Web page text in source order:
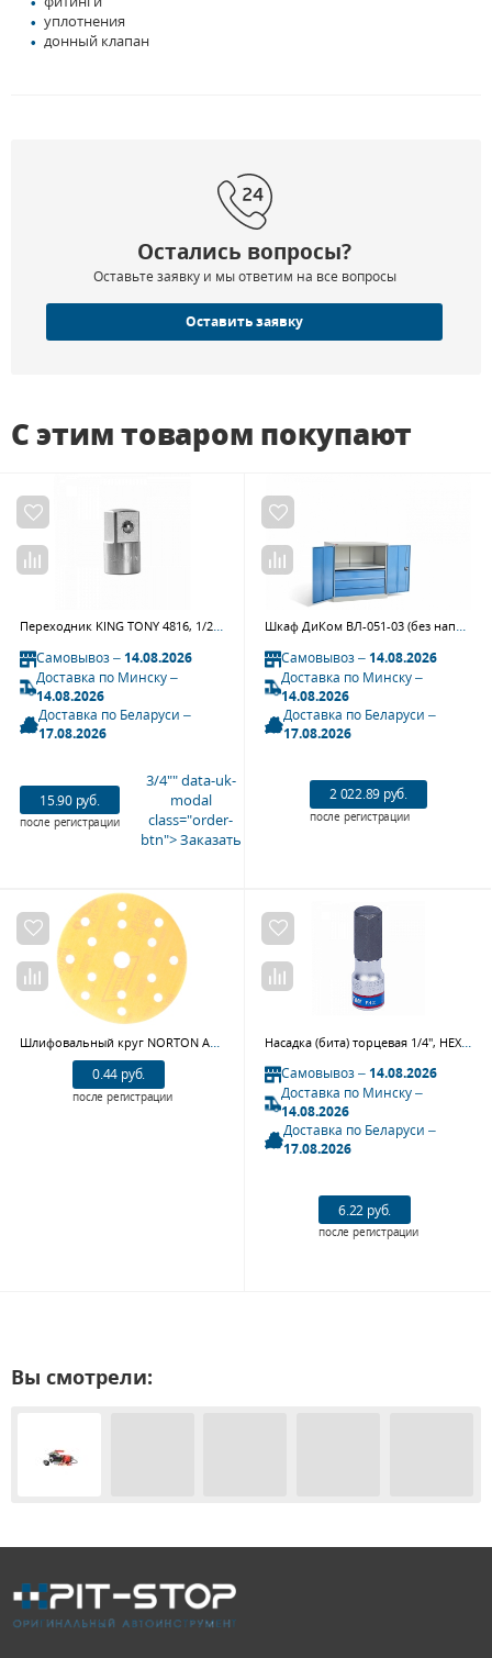
уплотнения
донный клапан
Остались вопросы?
Оставьте заявку и мы ответим на все вопросы
Оставить заявку
С этим товаром покупают
Переходник KING TONY 4816, 1/2">3/4"
Самовывоз –14.08.2026
Доставка по Минску –
14.08.2026
Доставка по Беларуси –
17.08.2026
15.90 руб.
после регистрации
3/4"" data-uk-
modal
class="order-
btn"> Заказать
Шкаф ДиКом ВЛ-051-03 (без наполнения)
Самовывоз –14.08.2026
Доставка по Минску –
14.08.2026
Доставка по Беларуси –
17.08.2026
2 022.89 руб.
после регистрации
0.44 руб.
после регистрации
Самовывоз –14.08.2026
Доставка по Минску –
14.08.2026
Доставка по Беларуси –
17.08.2026
6.22 руб.
после регистрации
Вы смотрели: